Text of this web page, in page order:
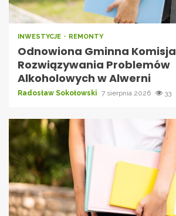
INWESTYCJE REMONTY
Odnowiona Gminna Komisja
Rozwiązywania Problemów
Alkoholowych w Alwerni
Radosław Sokołowski 7 sierpnia 2026 33